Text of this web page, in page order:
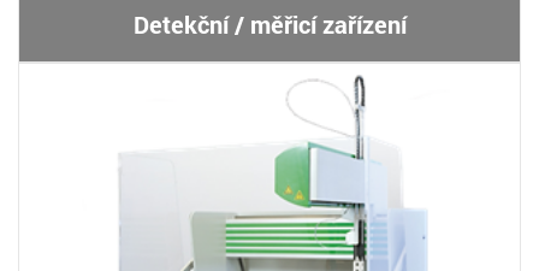
Detekční / měřicí zařízení